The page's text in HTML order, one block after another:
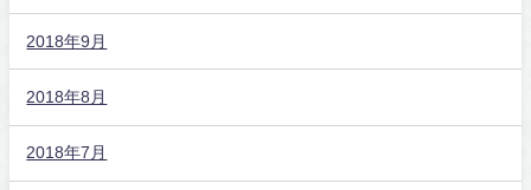
2018年9月
2018年8月
2018年7月